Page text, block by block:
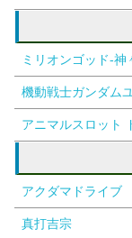
ミリオンゴッド-神
機動戦士ガンダム
アニマルスロット
アクダマドライブ
真打吉宗